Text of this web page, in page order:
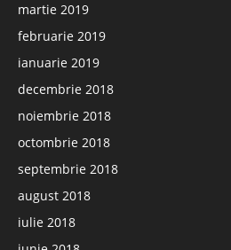
martie 2019
februarie 2019
ianuarie 2019
decembrie 2018
noiembrie 2018
octombrie 2018
septembrie 2018
august 2018
iulie 2018